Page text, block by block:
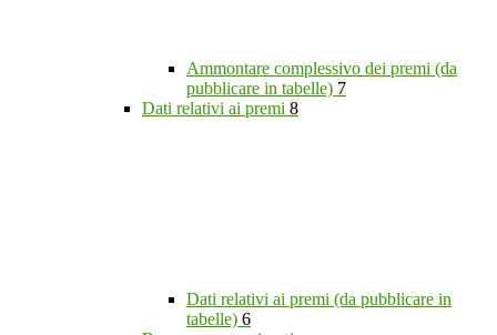
Ammontare complessivo dei premi (da
pubblicare in tabelle) 7
Dati relativi ai premi 8
Dati relativi ai premi (da pubblicare in
tabelle) 6